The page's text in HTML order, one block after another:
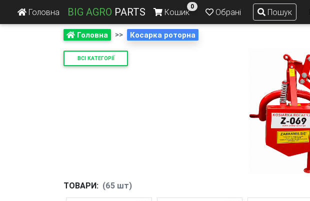
Головна BIG AGRO PARTS 0
Кошик Обрані Пошук
Головна >> Косарка роторна
ВСІ КАТЕГОРІЇ
ТОВАРИ: (65 шт)